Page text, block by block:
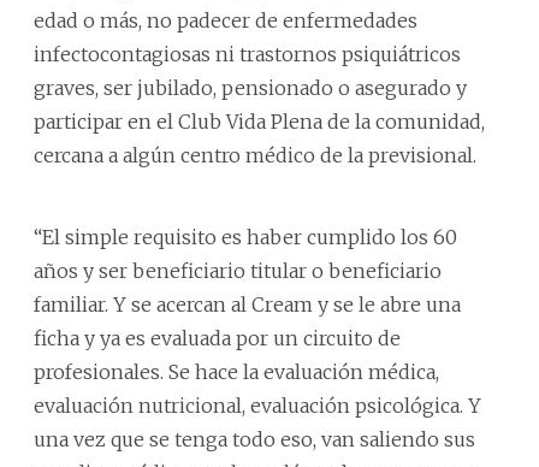
edad o más, no padecer de enfermedades
infectocontagiosas ni trastornos psiquiátricos
graves, ser jubilado, pensionado o asegurado y
participar en el Club Vida Plena de la comunidad,
cercana a algún centro médico de la previsional.
“El simple requisito es haber cumplido los 60
años y ser beneficiario titular o beneficiario
familiar. Y se acercan al Cream y se le abre una
ficha y ya es evaluada por un circuito de
profesionales. Se hace la evaluación médica,
evaluación nutricional, evaluación psicológica. Y
una vez que se tenga todo eso, van saliendo sus